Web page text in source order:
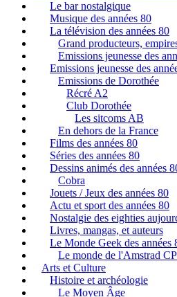
Le bar nostalgique
Musique des années 80
La télévision des années 80
Grand producteurs,
Emissions jeunesse des
Emissions jeunesse des
Emissions de Dorothée
Récré A2
Club Dorothée
Les sitcoms AB
En dehors de la France
Films des années 80
Séries des années 80
Dessins animés des années
Cobra
Jouets / Jeux des années 80
Actu et sport des années 80
Nostalgie des eighties
Livres, mangas, et auteurs
Le Monde Geek des années
Le monde de l'Amstrad
Arts et Culture
Histoire et archéologie
Le Moyen Âge